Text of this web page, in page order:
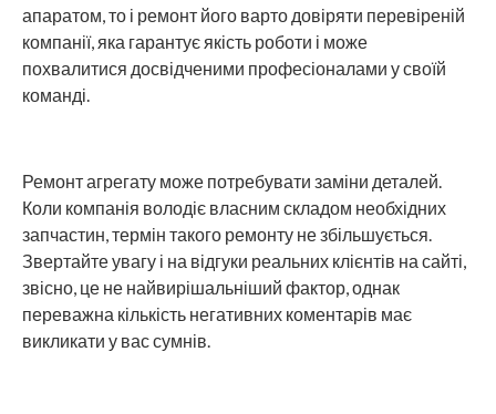
апаратом, то і ремонт його варто довіряти перевіреній
компанії, яка гарантує якість роботи і може
похвалитися досвідченими професіоналами у своїй
команді.
Ремонт агрегату може потребувати заміни деталей.
Коли компанія володіє власним складом необхідних
запчастин, термін такого ремонту не збільшується.
Звертайте увагу і на відгуки реальних клієнтів на сайті,
звісно, це не найвирішальніший фактор, однак
переважна кількість негативних коментарів має
викликати у вас сумнів.